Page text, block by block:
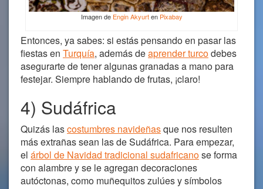
Imagen de Engin Akyurten Pixabay
Entonces, ya sabes: si estás pensando en pasar las
fiestas en Turquía, además deaprender turcodebes
asegurarte de tener algunas granadas a mano para
festejar. Siempre hablando de frutas, ¡claro!
4) Sudáfrica
Quizás lascostumbres navideñasque nos resulten
más extrañas sean las de Sudáfrica. Para empezar,
el árbol de Navidad tradicional sudafricanose forma
con alambre y se le agregan decoraciones
autóctonas, como muñequitos zulúes y símbolos